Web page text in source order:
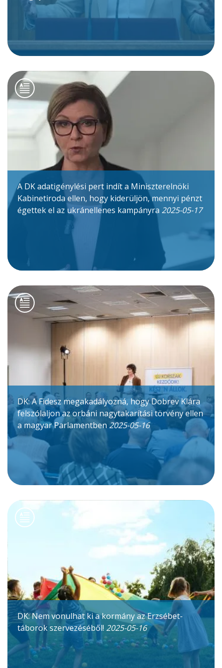
A DK adatigénylési pert indít a Miniszterelnöki
Kabinetiroda ellen, hogy kiderüljön, mennyi pénzt
égettek el az ukránellenes kampányra 2025-05-17
DK: A Fidesz megakadályozná, hogy Dobrev Klára
felszólaljon az orbáni nagytakarítási törvény ellen
a magyar Parlamentben 2025-05-16
DK: Nem vonulhat ki a kormány az Erzsébet-
táborok szervezéséből! 2025-05-16